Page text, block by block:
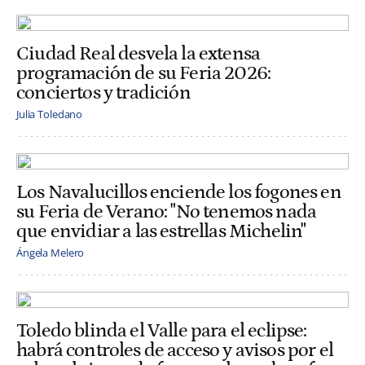
Ciudad Real desvela la extensa
programación de su Feria 2026:
conciertos y tradición
Julia Toledano
Los Navalucillos enciende los fogones en
su Feria de Verano: "No tenemos nada
que envidiar a las estrellas Michelin"
Ángela Melero
Toledo blinda el Valle para el eclipse:
habrá controles de acceso y avisos por el